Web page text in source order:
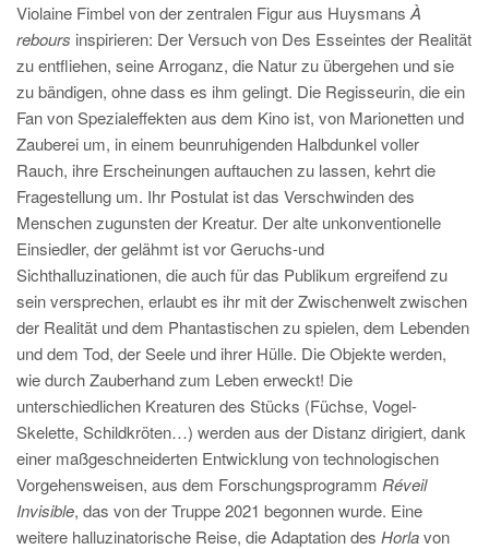
Violaine Fimbel von der zentralen Figur aus Huysmans À
rebours inspirieren: Der Versuch von Des Esseintes der Realität
zu entfliehen, seine Arroganz, die Natur zu übergehen und sie
zu bändigen, ohne dass es ihm gelingt. Die Regisseurin, die ein
Fan von Spezialeffekten aus dem Kino ist, von Marionetten und
Zauberei um, in einem beunruhigenden Halbdunkel voller
Rauch, ihre Erscheinungen auftauchen zu lassen, kehrt die
Fragestellung um. Ihr Postulat ist das Verschwinden des
Menschen zugunsten der Kreatur. Der alte unkonventionelle
Einsiedler, der gelähmt ist vor Geruchs-und
Sichthalluzinationen, die auch für das Publikum ergreifend zu
sein versprechen, erlaubt es ihr mit der Zwischenwelt zwischen
der Realität und dem Phantastischen zu spielen, dem Lebenden
und dem Tod, der Seele und ihrer Hülle. Die Objekte werden,
wie durch Zauberhand zum Leben erweckt! Die
unterschiedlichen Kreaturen des Stücks (Füchse, Vogel-
Skelette, Schildkröten…) werden aus der Distanz dirigiert, dank
einer maßgeschneiderten Entwicklung von technologischen
Vorgehensweisen, aus dem Forschungsprogramm Réveil
Invisible, das von der Truppe 2021 begonnen wurde. Eine
weitere halluzinatorische Reise, die Adaptation des Horlavon